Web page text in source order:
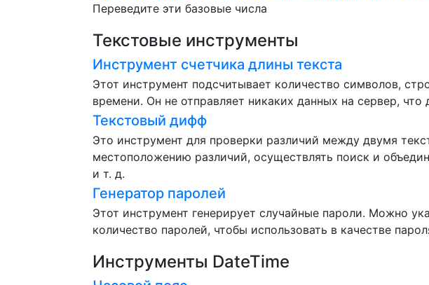
Переведите эти базовые числа
Текстовые инструменты
Инструмент счетчика длины текста
Этот инструмент подсчитывает количество символов,
времени. Он не отправляет никаких данных на сервер, что
Текстовый дифф
Это инструмент для проверки различий между двумя
местоположению различий, осуществлять поиск и
и т. д.
Генератор паролей
Этот инструмент генерирует случайные пароли. Можно
количество паролей, чтобы использовать в качестве
Инструменты DateTime